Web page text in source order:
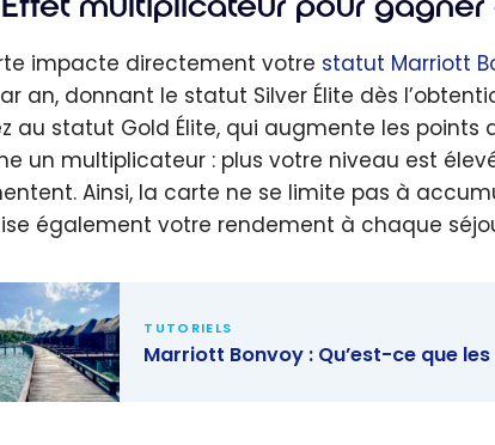
impacte directement votre statut Marriott
an, donnant le statut Silver Élite dès
au statut Gold Élite, qui augmente les
un multiplicateur : plus votre niveau est
Ainsi, la carte ne se limite pas à
également votre rendement à chaque
TUTORIELS
Marriott Bonvoy : Qu’est-ce que